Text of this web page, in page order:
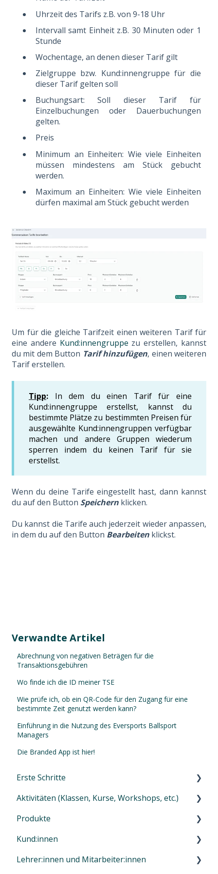
Uhrzeit des Tarifs z.B. von 9-18 Uhr
Intervall samt Einheit z.B. 30 Minuten oder 1
Stunde
Wochentage, an denen dieser Tarif gilt
Zielgruppe bzw. Kund:innengruppe für die
dieser Tarif gelten soll
Buchungsart: Soll dieser Tarif für
Einzelbuchungen oder Dauerbuchungen
gelten.
Preis
Minimum an Einheiten: Wie viele Einheiten
müssen mindestens am Stück gebucht
werden.
Maximum an Einheiten: Wie viele Einheiten
dürfen maximal am Stück gebucht werden
Um für die gleiche Tarifzeit einen weiteren Tarif für
eine andere Kund:innengruppe zu erstellen, kannst
du mit dem Button Tarif hinzufügen, einen weiteren
Tarif erstellen.
Tipp: In dem du einen Tarif für eine
Kund:innengruppe erstellst, kannst du
bestimmte Plätze zu bestimmten Preisen für
ausgewählte Kund:innengruppen verfügbar
machen und andere Gruppen wiederum
sperren indem du keinen Tarif für sie
erstellst.
Wenn du deine Tarife eingestellt hast, dann kannst
du auf den Button Speichern klicken.
Du kannst die Tarife auch jederzeit wieder anpassen,
in dem du auf den Button Bearbeiten klickst.
Verwandte Artikel
Abrechnung von negativen Beträgen für die
Transaktionsgebühren
Wo finde ich die ID meiner TSE
Wie prüfe ich, ob ein QR-Code für den Zugang für eine
bestimmte Zeit genutzt werden kann?
Einführung in die Nutzung des Eversports Ballsport
Managers
Die Branded App ist hier!
Erste Schritte
Erste Schritte in Eversports Manager
Navigation im Eversports Manager
Multi-Faktor-Authentifizierung (MFA)
Eversports Manager auf dem Handy
Aktivitäten (Klassen, Kurse, Workshops, etc.)
Einführung zu den Aktivitäten
Aktivitätstyp 1: Klassen und Trainings
Aktivitätstyp 2: Kurse / Camps / Events / usw
Produkte
Einführung Produktverwaltung
Services: Block- und Zeitkarten
Kund:innen
Einführung Kundenverwaltung
Lehrer:innen und Mitarbeiter:innen